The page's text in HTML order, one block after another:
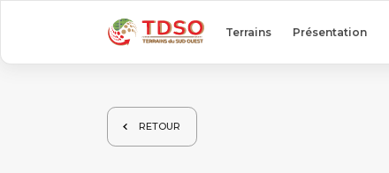
Terrains Présentation
RETOUR